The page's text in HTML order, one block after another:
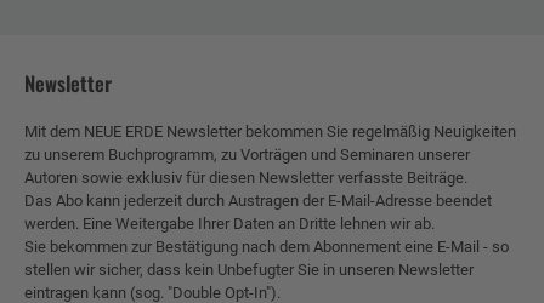
Newsletter
Mit dem NEUE ERDE Newsletter bekommen Sie regelmäßig Neuigkeiten
zu unserem Buchprogramm, zu Vorträgen und Seminaren unserer
Autoren sowie exklusiv für diesen Newsletter verfasste Beiträge.
Das Abo kann jederzeit durch Austragen der E-Mail-Adresse beendet
werden. Eine Weitergabe Ihrer Daten an Dritte lehnen wir ab.
Sie bekommen zur Bestätigung nach dem Abonnement eine E-Mail - so
stellen wir sicher, dass kein Unbefugter Sie in unseren Newsletter
eintragen kann (sog. "Double Opt-In").